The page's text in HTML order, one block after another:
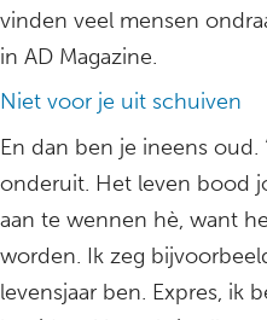
vinden veel mensen
in AD Magazine.
Niet voor je uit schuiven
En dan ben je ineens
onderuit. Het leven bood
aan te wennen hè, want
worden. Ik zeg
levensjaar ben. Expres, ik